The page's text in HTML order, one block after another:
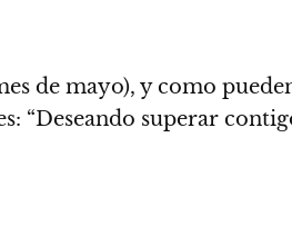
de mayo), y como
“Deseando superar